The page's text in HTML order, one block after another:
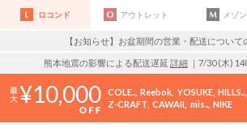
ロコンド アウトレット メゾン
【お知らせ】お盆期間の営業・配送について
熊本地震の影響による配送遅延 詳細 ｜7/30 (木)
10,000 COLE.. Reebok YOSUKE HILLS..
Z-CRAFT CAWAII mis.. NIKE